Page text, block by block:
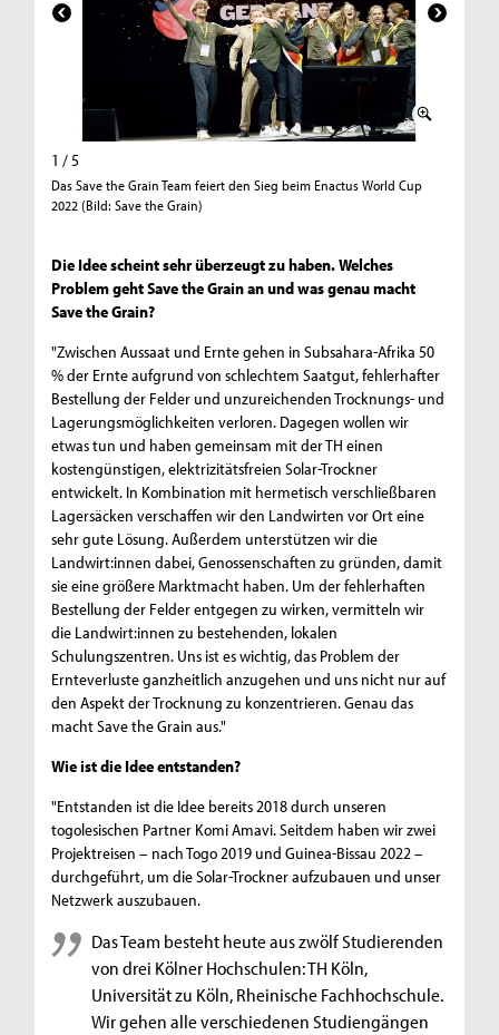
1 / 5
Das Save the Grain Team feiert den Sieg beim Enactus World Cup
2022 (Bild: Save the Grain)
Die Idee scheint sehr überzeugt zu haben. Welches
Problem geht Save the Grain an und was genau macht
Save the Grain?
"Zwischen Aussaat und Ernte gehen in Subsahara-Afrika 50
% der Ernte aufgrund von schlechtem Saatgut, fehlerhafter
Bestellung der Felder und unzureichenden Trocknungs- und
Lagerungsmöglichkeiten verloren. Dagegen wollen wir
etwas tun und haben gemeinsam mit der TH einen
kostengünstigen, elektrizitätsfreien Solar-Trockner
entwickelt. In Kombination mit hermetisch verschließbaren
Lagersäcken verschaffen wir den Landwirten vor Ort eine
sehr gute Lösung. Außerdem unterstützen wir die
Landwirt:innen dabei, Genossenschaften zu gründen, damit
sie eine größere Marktmacht haben. Um der fehlerhaften
Bestellung der Felder entgegen zu wirken, vermitteln wir
die Landwirt:innen zu bestehenden, lokalen
Schulungszentren. Uns ist es wichtig, das Problem der
Ernteverluste ganzheitlich anzugehen und uns nicht nur auf
den Aspekt der Trocknung zu konzentrieren. Genau das
macht Save the Grain aus."
Wie ist die Idee entstanden?
"Entstanden ist die Idee bereits 2018 durch unseren
togolesischen Partner Komi Amavi. Seitdem haben wir zwei
Projektreisen – nach Togo 2019 und Guinea-Bissau 2022 –
durchgeführt, um die Solar-Trockner aufzubauen und unser
Netzwerk auszubauen.
Das Team besteht heute aus zwölf Studierenden
von drei Kölner Hochschulen: TH Köln,
Universität zu Köln, Rheinische Fachhochschule.
Wir gehen alle verschiedenen Studiengängen